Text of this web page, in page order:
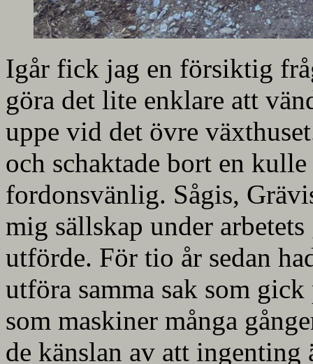
Igår fick jag en försiktig
göra det lite enklare att
uppe vid det övre
och schaktade bort en
fordonsvänlig. Sågis,
mig sällskap under
utförde. För tio år sedan
utföra samma sak som
som maskiner många
de känslan av att